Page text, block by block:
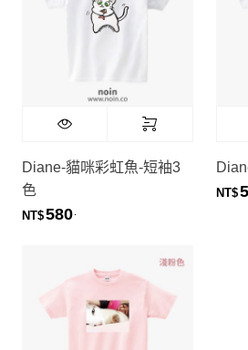
Diane-貓咪彩虹魚-短袖3
色
NT$580
NT$